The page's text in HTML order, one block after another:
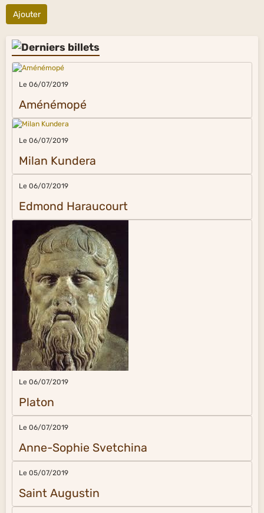
Ajouter
Le 06/07/2019
Aménémopé
Le 06/07/2019
Milan Kundera
Le 06/07/2019
Edmond Haraucourt
Le 06/07/2019
Platon
Le 06/07/2019
Anne-Sophie Svetchina
Le 05/07/2019
Saint Augustin